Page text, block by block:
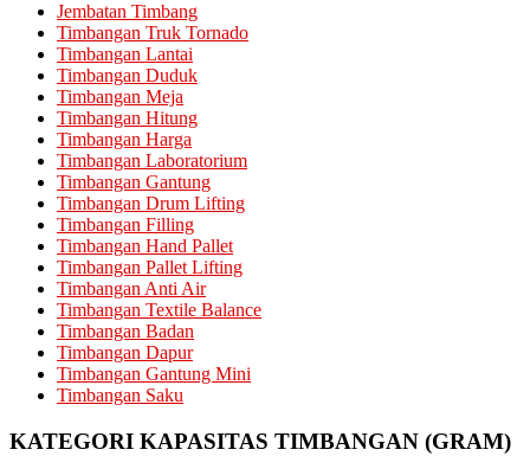
Jembatan Timbang
Timbangan Truk Tornado
Timbangan Lantai
Timbangan Duduk
Timbangan Meja
Timbangan Hitung
Timbangan Harga
Timbangan Laboratorium
Timbangan Gantung
Timbangan Drum Lifting
Timbangan Filling
Timbangan Hand Pallet
Timbangan Pallet Lifting
Timbangan Anti Air
Timbangan Textile Balance
Timbangan Badan
Timbangan Dapur
Timbangan Gantung Mini
Timbangan Saku
KATEGORI KAPASITAS TIMBANGAN (GRAM)